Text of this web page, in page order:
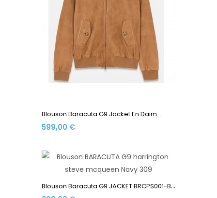
Blouson Baracuta G9 Jacket En Daim...
599,00 €
B
Louson Baracuta G9 JACKET BRCPS001-BCNY1-309 Made In...